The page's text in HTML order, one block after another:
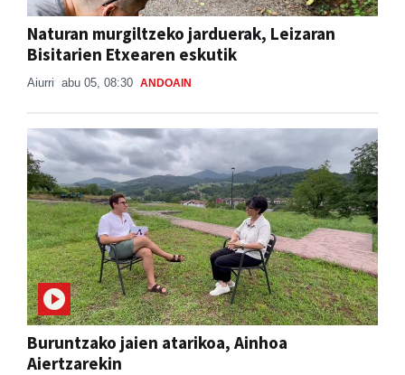
Naturan murgiltzeko jarduerak, Leizaran
Bisitarien Etxearen eskutik
Aiurri abu 05, 08:30 ANDOAIN
Buruntzako jaien atarikoa, Ainhoa
Aiertzarekin